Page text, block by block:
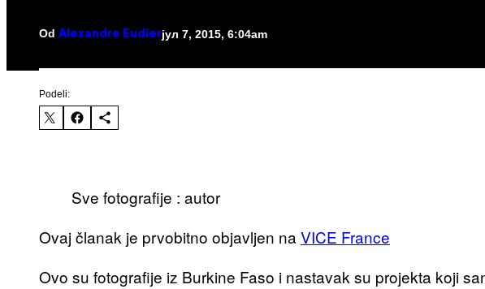
Od Alexandre Eudierјул 7, 2015, 6:04am
Podeli:
Sve fotografije : autor
Ovaj članak je prvobitno objavljen na VICE France
Ovo su fotografije iz Burkine Faso i nastavak su projekta koji